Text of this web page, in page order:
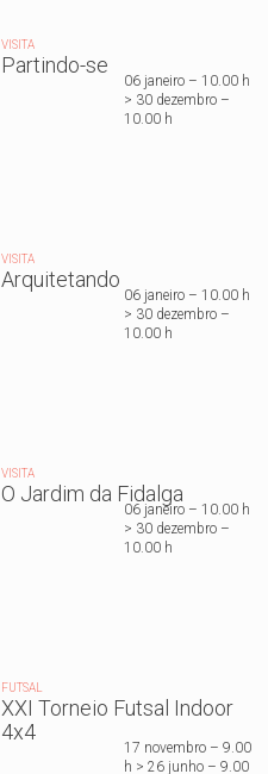
VISITA
Partindo-se
06 janeiro – 10.00 h
> 30 dezembro –
10.00 h
VISITA
Arquitetando
06 janeiro – 10.00 h
> 30 dezembro –
10.00 h
VISITA
O Jardim da Fidalga
06 janeiro – 10.00 h
> 30 dezembro –
10.00 h
FUTSAL
XXI Torneio Futsal Indoor
4x4
17 novembro – 9.00
h > 26 junho – 9.00